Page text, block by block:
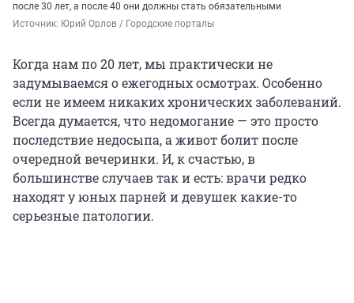
после 30 лет, а после 40 они должны стать обязательными
Источник: Юрий Орлов / Городские порталы
Когда нам по 20 лет, мы практически не
задумываемся о ежегодных осмотрах. Особенно
если не имеем никаких хронических заболеваний.
Всегда думается, что недомогание — это просто
последствие недосыпа, а живот болит после
очередной вечеринки. И, к счастью, в
большинстве случаев так и есть: врачи редко
находят у юных парней и девушек какие-то
серьезные патологии.